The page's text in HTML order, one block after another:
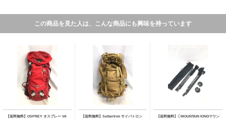
この商品を見た人は、こんな商品にも興味を持っています
【送料無料】OSPREY オスプレー VA
【送料無料】Seibertron サイバトロン
【送料無料】◇MOUNTAIN KINGマウン